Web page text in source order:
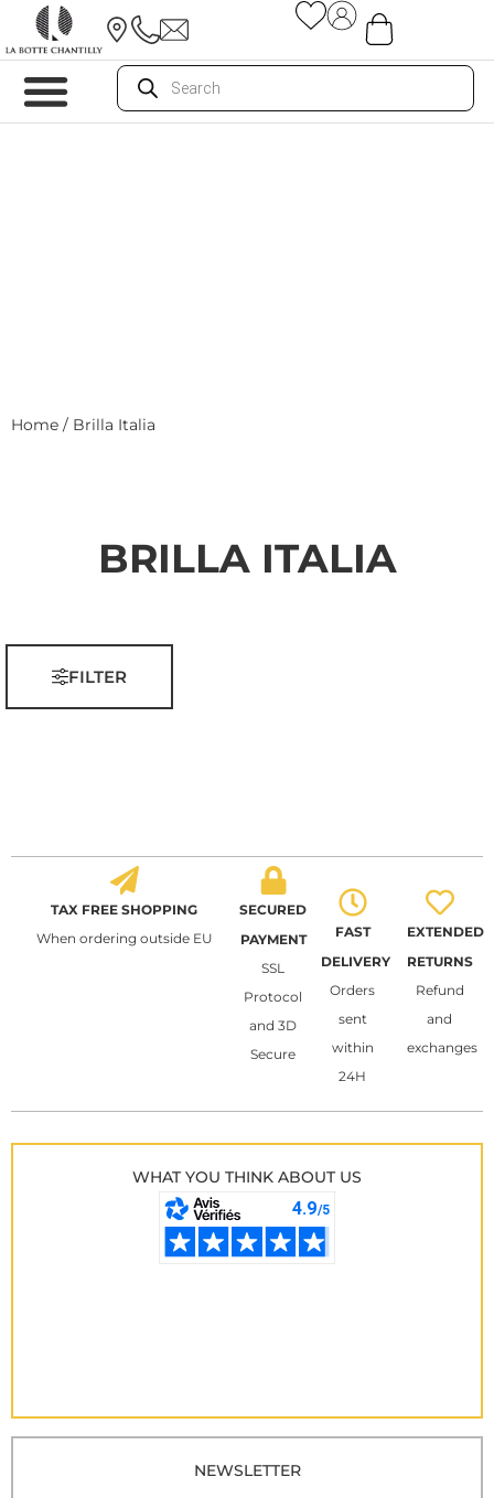
Home / Brilla Italia
BRILLA ITALIA
FILTER
TAX FREE SHOPPING
When ordering outside EU
SECURED
PAYMENT
SSL
Protocol
and 3D
Secure
FAST
DELIVERY
Orders
sent
within
24H
EXTENDED
RETURNS
Refund
and
exchanges
WHAT YOU THINK ABOUT US
NEWSLETTER